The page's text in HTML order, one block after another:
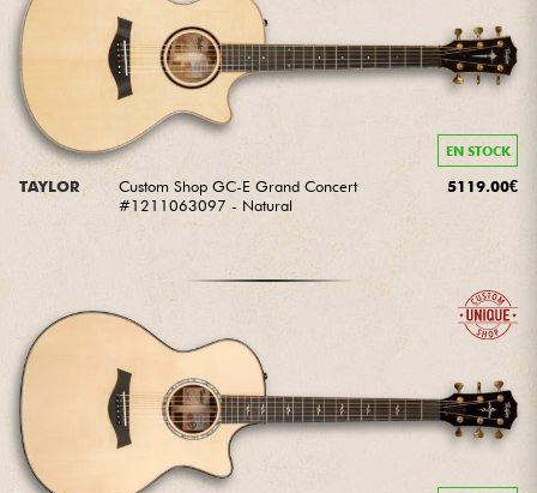
EN STOCK
TAYLOR
Custom Shop GC-E Grand Concert
#1211063097 - Natural
5119.00€